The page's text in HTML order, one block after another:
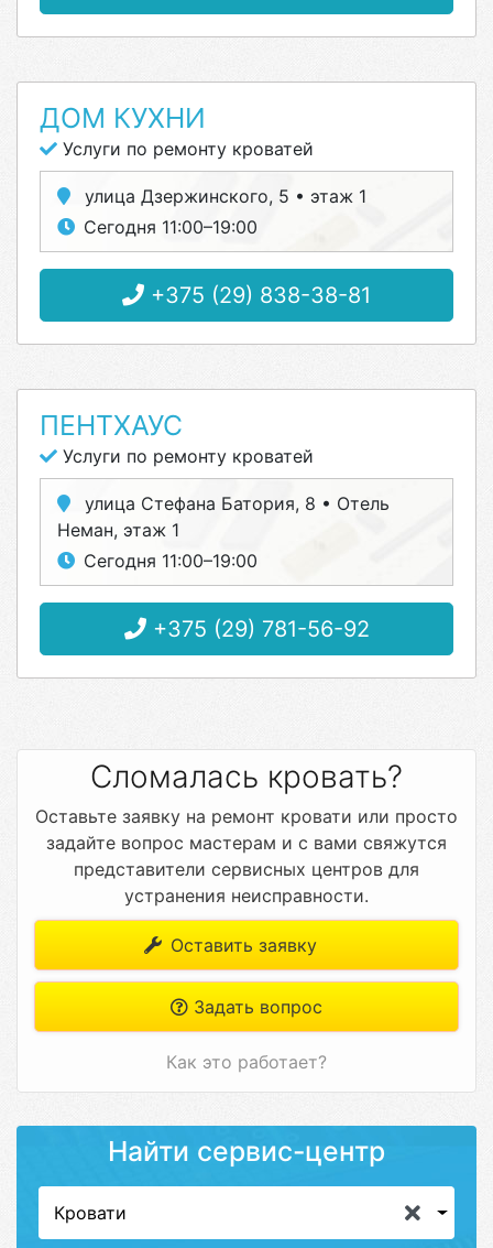
ДОМ КУХНИ
Услуги по ремонту кроватей
улица Дзержинского, 5 • этаж 1
Сегодня 11:00–19:00
+375 (29) 838-38-81
ПЕНТХАУС
Услуги по ремонту кроватей
улица Стефана Батория, 8 • Отель
Неман, этаж 1
Сегодня 11:00–19:00
+375 (29) 781-56-92
Сломалась кровать?
Оставьте заявку на ремонт кровати или просто
задайте вопрос мастерам и с вами свяжутся
представители сервисных центров для
устранения неисправности.
Оставить заявку
Задать вопрос
Как это работает?
Найти сервис-центр
Кровати